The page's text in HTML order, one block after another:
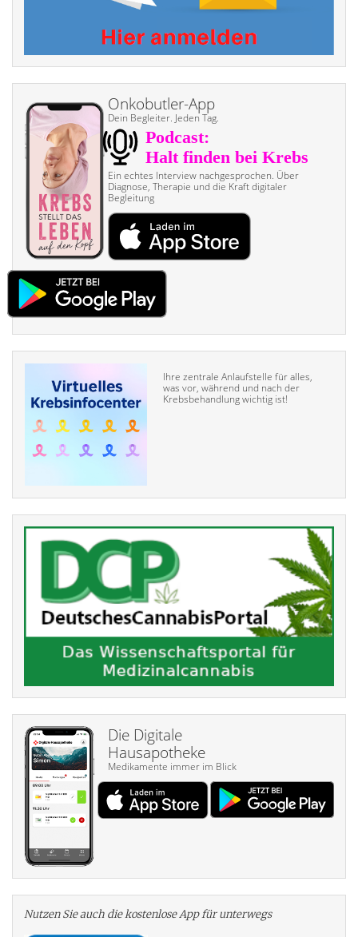
Onkobutler-App
Dein Begleiter. Jeden Tag.
Ein echtes Interview nach­gesprochen. Über
Diagnose, Therapie und die Kraft digitaler
Begleitung
Ihre zentrale Anlaufstelle für alles,
was vor, während und nach der
Krebsbehandlung wichtig ist!
Die Digitale
Hausapotheke
Medikamente immer im Blick
Nutzen Sie auch die kosten­lose App für unterwegs